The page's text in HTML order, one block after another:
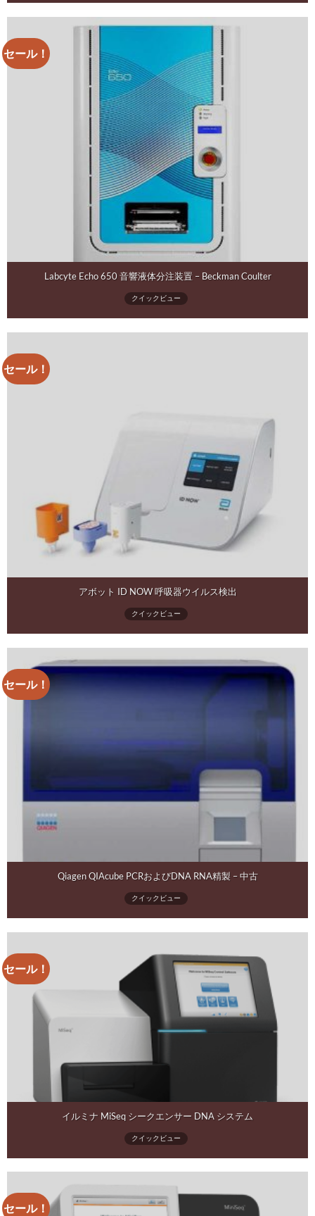
セール！
Labcyte Echo 650 音響液体分注装置 – Beckman Coulter
クイックビュー
セール！
アボット ID NOW 呼吸器ウイルス検出
クイックビュー
セール！
Qiagen QIAcube PCRおよびDNA RNA精製 – 中古
クイックビュー
セール！
イルミナ MiSeq シークエンサー DNA システム
クイックビュー
セール！